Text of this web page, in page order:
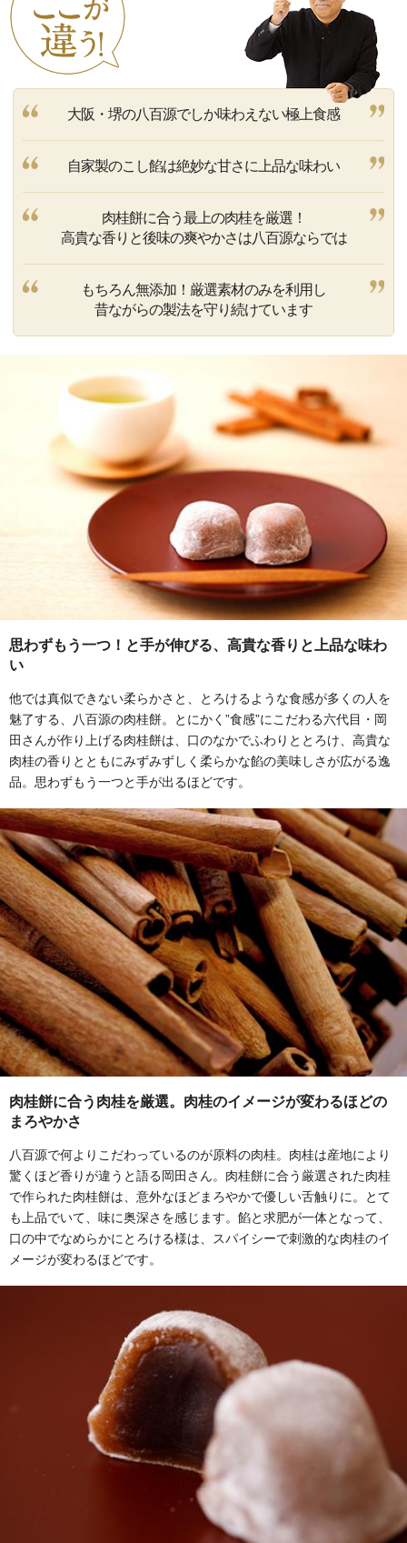
他とはここが違
う！
服部幸應
大阪・堺の八百源でしか味わえない極上食感
自家製のこし餡は絶妙な甘さに上品な味わい
肉桂餅に合う最上の肉桂を厳選！
高貴な香りと後味の爽やかさは八百源ならでは
もちろん無添加！厳選素材のみを利用し
昔ながらの製法を守り続けています
思わずもう一つ！と手が伸びる、高貴な香りと上品な味わ
い
他では真似できない柔らかさと、とろけるような食感が多くの人を
魅了する、八百源の肉桂餅。とにかく”食感”にこだわる六代目・岡
田さんが作り上げる肉桂餅は、口のなかでふわりととろけ、高貴な
肉桂の香りとともにみずみずしく柔らかな餡の美味しさが広がる逸
品。思わずもう一つと手が出るほどです。
肉桂餅に合う肉桂を厳選。肉桂のイメージが変わるほどの
まろやかさ
八百源で何よりこだわっているのが原料の肉桂。肉桂は産地により
驚くほど香りが違うと語る岡田さん。肉桂餅に合う厳選された肉桂
で作られた肉桂餅は、意外なほどまろやかで優しい舌触りに。とて
も上品でいて、味に奥深さを感じます。餡と求肥が一体となって、
口の中でなめらかにとろける様は、スパイシーで刺激的な肉桂のイ
メージが変わるほどです。